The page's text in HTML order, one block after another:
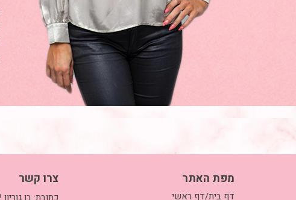
מפת האתר
דף בית/דף ראשי
צרו קשר